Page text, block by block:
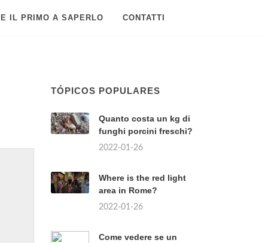
IL PRIMO A SAPERLO CONTATTI
TÓPICOS POPULARES
Quanto costa un kg di
funghi porcini freschi?
2022-01-26
Where is the red light
area in Rome?
2022-01-26
Come vedere se un